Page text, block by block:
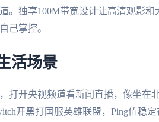
。独享100M带宽设计让高清观影
己掌控。
活场景
打开央视频道看新闻直播，像坐在
开黑打国服英雄联盟，Ping值稳